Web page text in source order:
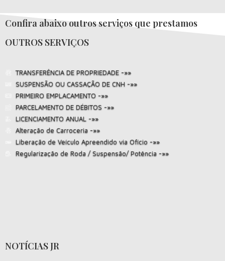
Confira abaixo outros serviços que prestamos
OUTROS SERVIÇOS
TRANSFERÊNCIA DE PROPRIEDADE -»»
SUSPENSÃO OU CASSAÇÃO DE CNH -»»
PRIMEIRO EMPLACAMENTO -»»
PARCELAMENTO DE DÉBITOS -»»
LICENCIAMENTO ANUAL -»»
Alteração de Carroceria -»»
Liberação de Veículo Apreendido via Ofício -»»
Regularização de Roda / Suspensão/ Potência -»»
NOTÍCIAS JR